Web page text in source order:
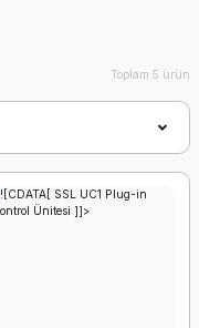
Toplam 5 ürün